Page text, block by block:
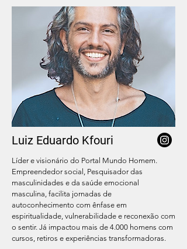
Luiz Eduardo Kfouri
Líder e visionário do Portal Mundo Homem.
Empreendedor social, Pesquisador das
masculinidades e da saúde emocional
masculina, facilita jornadas de
autoconhecimento com ênfase em
espiritualidade, vulnerabilidade e reconexão com
o sentir. Já impactou mais de 4.000 homens com
cursos, retiros e experiências transformadoras.